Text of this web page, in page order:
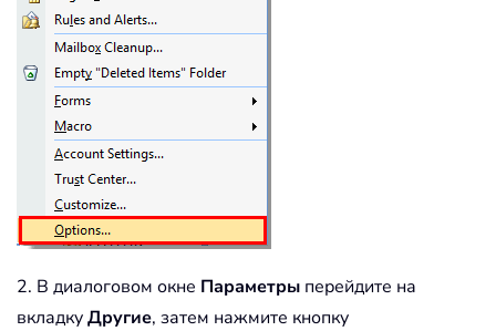
2. В диалоговом окне Параметры перейдите на
вкладкуДругие, затем нажмите кнопку